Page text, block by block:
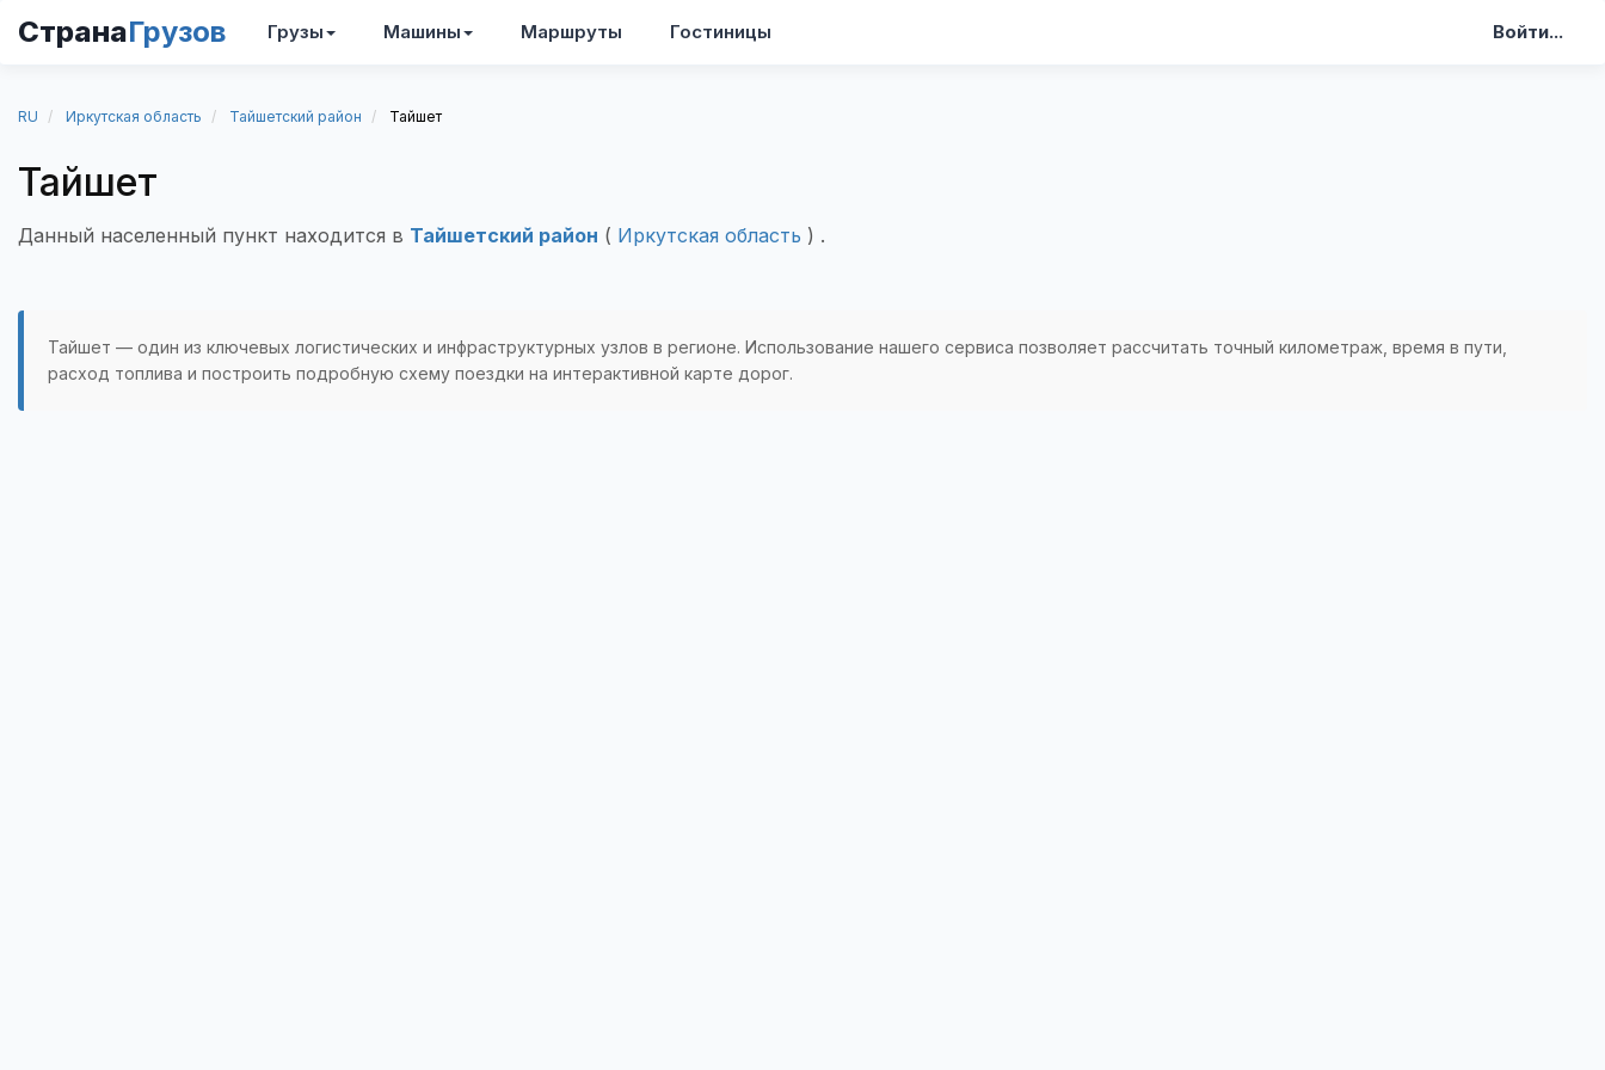
СтранаГрузов Грузы Машины Маршруты Гостиницы Войти...
RU Иркутская область Тайшетский район Тайшет
Тайшет
Данный населенный пункт находится в Тайшетский район ( Иркутская область ) .
Тайшет — один из ключевых логистических и инфраструктурных узлов в регионе. Использование нашего сервиса позволяет рассчитать точный километраж, время в пути,
расход топлива и построить подробную схему поездки на интерактивной карте дорог.